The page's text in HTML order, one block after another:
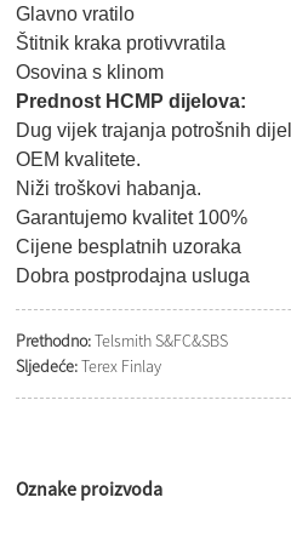
Glavno vratilo
Štitnik kraka protivvratila
Osovina s klinom
Prednost HCMP dijelova:
Dug vijek trajanja potrošnih
OEM kvalitete.
Niži troškovi habanja.
Garantujemo kvalitet 100%
Cijene besplatnih uzoraka
Dobra postprodajna usluga
Prethodno:Telsmith S&FC&SBS
Sljedeće:Terex Finlay
Oznake proizvoda